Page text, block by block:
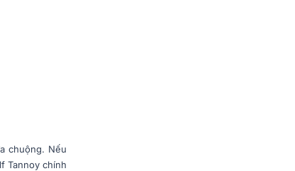
chuộng. Nếu
Tannoy chính